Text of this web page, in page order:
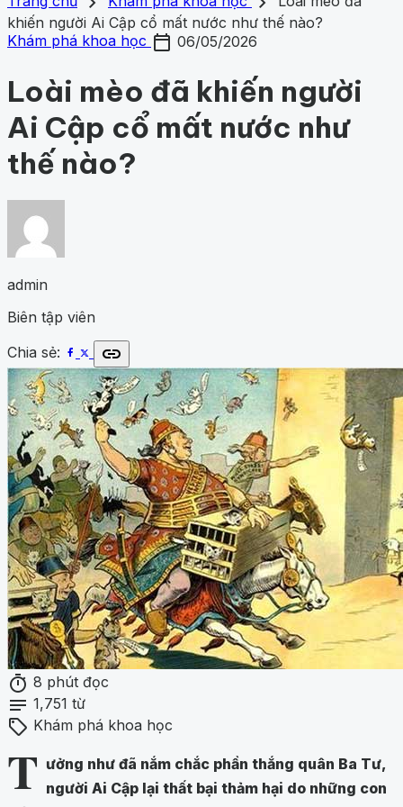
Chủ đề
Khám phá khoa học 433 Khoa học vũ trụ
nghệ
84
Gợi ý danh mục
Khám phá khoa họcKhoa học vũ trụ
khiến người Ai Cập cổ mất nước như thế nào?
Khám phá khoa học calendar_today 06/05/2026
Loài mèo đã khiến người
Ai Cập cổ mất nước như
thế nào?
admin
Biên tập viên
Chia sẻ:
link
timer 8 phút đọc
notes 1,751 từ
sell Khám phá khoa học
T ưởng như đã nắm chắc phần thắng quân Ba Tư,
người Ai Cập lại thất bại thảm hại do những con